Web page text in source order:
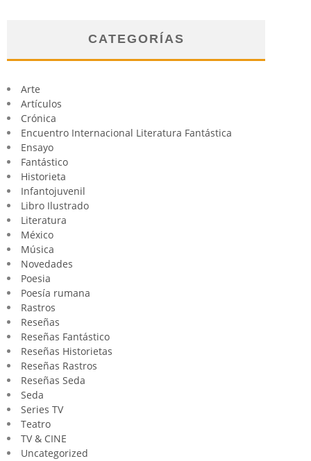
CATEGORÍAS
Arte
Artículos
Crónica
Encuentro Internacional Literatura Fantástica
Ensayo
Fantástico
Historieta
Infantojuvenil
Libro Ilustrado
Literatura
México
Música
Novedades
Poesia
Poesía rumana
Rastros
Reseñas
Reseñas Fantástico
Reseñas Historietas
Reseñas Rastros
Reseñas Seda
Seda
Series TV
Teatro
TV & CINE
Uncategorized